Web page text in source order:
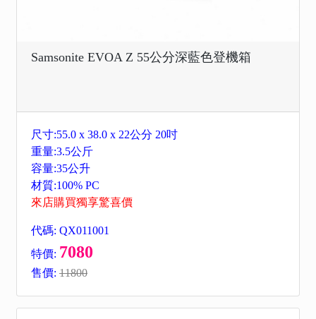
Samsonite EVOA Z 55公分深藍色登機箱
尺寸:55.0 x 38.0 x 22公分 20吋
重量:3.5公斤
容量:35公升
材質:100% PC
來店購買獨享驚喜價
代碼: QX011001
特價: 7080
售價: 11800